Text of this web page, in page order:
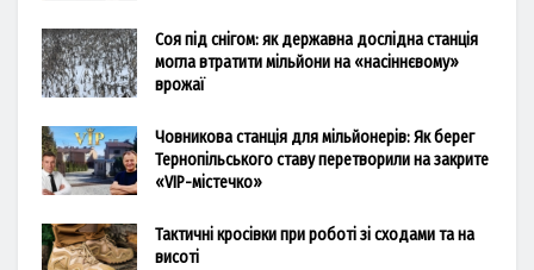
Соя під снігом: як державна дослідна станція
могла втратити мільйони на «насіннєвому»
врожаї
Човникова станція для мільйонерів: Як берег
Тернопільського ставу перетворили на закрите
«VIP-містечко»
Тактичні кросівки при роботі зі сходами та на
висоті